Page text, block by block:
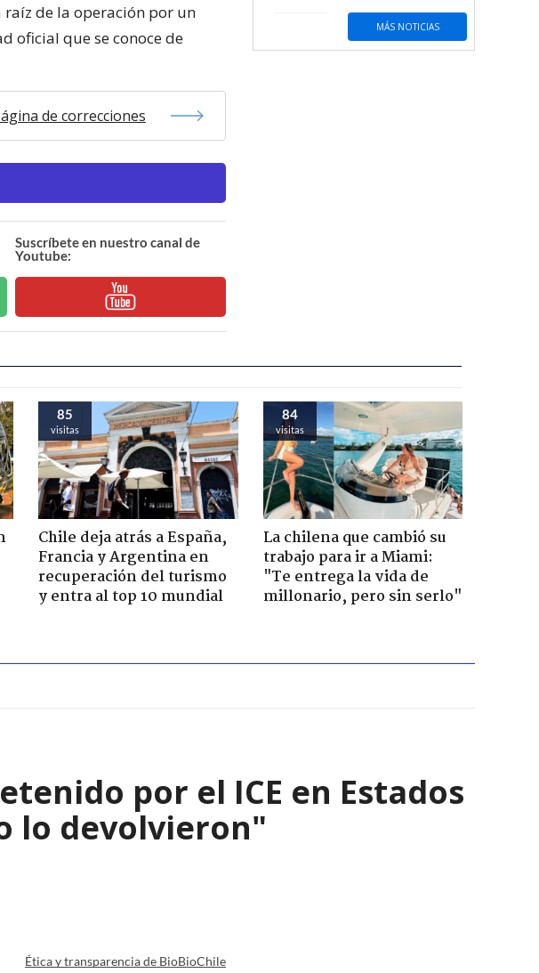
raíz de la operación por un
oficial que se conoce de
de correcciones
Suscríbete en nuestro canal de
Youtube:
MÁS NOTICIAS
85
visitas
Chile deja atrás a España,
Francia y Argentina en
recuperación del turismo
y entra al top 10 mundial
84
visitas
La chilena que cambió su
trabajo para ir a Miami:
"Te entrega la vida de
millonario, pero sin serlo"
por el ICE en Estados
lo devolvieron"
Ética y transparencia de BioBioChile